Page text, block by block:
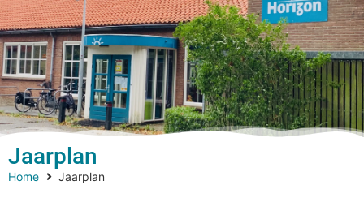
Jaarplan
Home Jaarplan